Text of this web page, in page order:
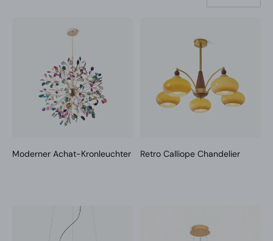
Moderner Achat-Kronleuchter Retro Calliope Chandelier